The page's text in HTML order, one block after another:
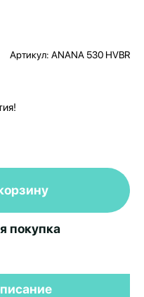
Артикул: ANANA 530 HVBR
покупка